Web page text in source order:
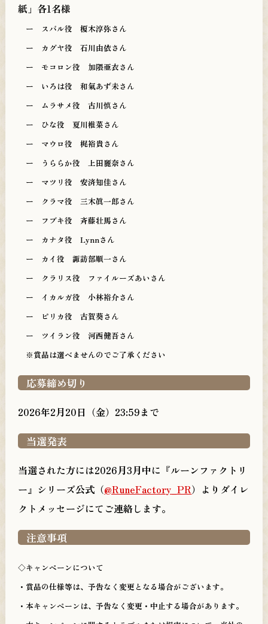
紙」各1名様
ー スバル役 榎木淳弥さん
ー カグヤ役 石川由依さん
ー モコロン役 加隈亜衣さん
ー いろは役 和氣あず未さん
ー ムラサメ役 古川慎さん
ー ひな役 夏川椎菜さん
ー マウロ役 梶裕貴さん
ー
うららか役 上田麗奈さん
ー マツリ役 安済知佳さん
ー クラマ役 三木眞一郎さん
ー フブキ役 斉藤壮馬さん
ー カナタ役 Lynnさん
ー カイ役 諏訪部順一さん
ー クラリス役 ファイルーズあいさん
ー イカルガ役 小林裕介さん
ー ピリカ役 古賀葵さん
ー ツイラン役 河西健吾さん
※賞品は選べませんのでご了承ください
応募締め切り
2026年2月20日（金）23:59まで
当選発表
当選された方には2026月3月中に『ルーンファクトリ
ー』シリーズ公式（@RuneFactory_PR）よりダイレ
クトメッセージにてご連絡します。
注意事項
◇キャンペーンについて
・賞品の仕様等は、予告なく変更となる場合がございます。
・本キャンペーンは、予告なく変更・中止する場合があります。